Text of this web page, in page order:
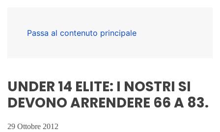
Passa al contenuto principale
UNDER 14 ELITE: I NOSTRI SI
DEVONO ARRENDERE 66 A 83.
29 Ottobre 2012